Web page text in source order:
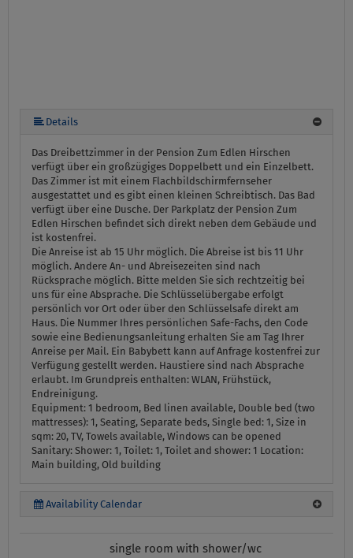
Details
Das Dreibettzimmer in der Pension Zum Edlen Hirschen
verfügt über ein großzügiges Doppelbett und ein Einzelbett.
Das Zimmer ist mit einem Flachbildschirmfernseher
ausgestattet und es gibt einen kleinen Schreibtisch. Das Bad
verfügt über eine Dusche. Der Parkplatz der Pension Zum
Edlen Hirschen befindet sich direkt neben dem Gebäude und
ist kostenfrei.
Die Anreise ist ab 15 Uhr möglich. Die Abreise ist bis 11 Uhr
möglich. Andere An- und Abreisezeiten sind nach
Rücksprache möglich. Bitte melden Sie sich rechtzeitig bei
uns für eine Absprache. Die Schlüsselübergabe erfolgt
persönlich vor Ort oder über den Schlüsselsafe direkt am
Haus. Die Nummer Ihres persönlichen Safe-Fachs, den Code
sowie eine Bedienungsanleitung erhalten Sie am Tag Ihrer
Anreise per Mail. Ein Babybett kann auf Anfrage kostenfrei zur
Verfügung gestellt werden. Haustiere sind nach Absprache
erlaubt. Im Grundpreis enthalten: WLAN, Frühstück,
Endreinigung.
Equipment: 1 bedroom, Bed linen available, Double bed (two
mattresses): 1, Seating, Separate beds, Single bed: 1, Size in
sqm: 20, TV, Towels available, Windows can be opened
Sanitary: Shower: 1, Toilet: 1, Toilet and shower: 1 Location:
Main building, Old building
Availability Calendar
single room with shower/wc